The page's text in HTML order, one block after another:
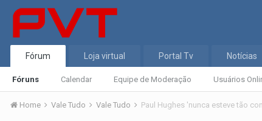
Fórum
Fóruns Calendar Equipe de Moderação Usuários
Loja virtual Portal Tv Notícias
Home Vale Tudo Vale Tudo